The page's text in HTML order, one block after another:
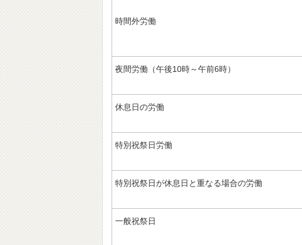
時間外労働
夜間労働（午後10時～午前6時）
休息日の労働
特別祝祭日労働
特別祝祭日が休息日と重なる場合の労働
一般祝祭日